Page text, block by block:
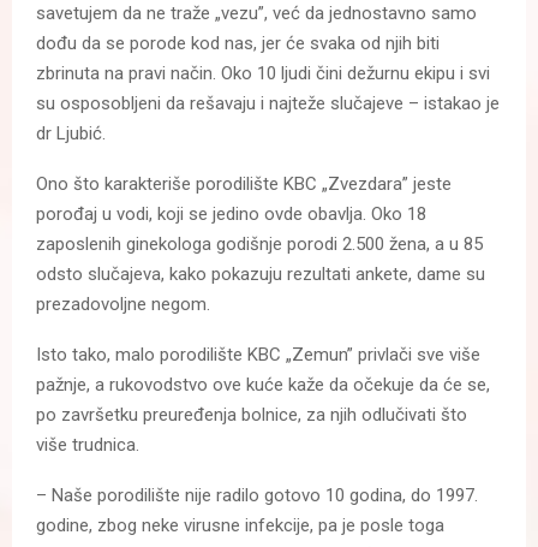
savetujem da ne traže „vezu”, već da jednostavno samo
dođu da se porode kod nas, jer će svaka od njih biti
zbrinuta na pravi način. Oko 10 ljudi čini dežurnu ekipu i svi
su osposobljeni da rešavaju i najteže slučajeve – istakao je
dr Ljubić.
Ono što karakteriše porodilište KBC „Zvezdara” jeste
porođaj u vodi, koji se jedino ovde obavlja. Oko 18
zaposlenih ginekologa godišnje porodi 2.500 žena, a u 85
odsto slučajeva, kako pokazuju rezultati ankete, dame su
prezadovoljne negom.
Isto tako, malo porodilište KBC „Zemun” privlači sve više
pažnje, a rukovodstvo ove kuće kaže da očekuje da će se,
po završetku preuređenja bolnice, za njih odlučivati što
više trudnica.
– Naše porodilište nije radilo gotovo 10 godina, do 1997.
godine, zbog neke virusne infekcije, pa je posle toga